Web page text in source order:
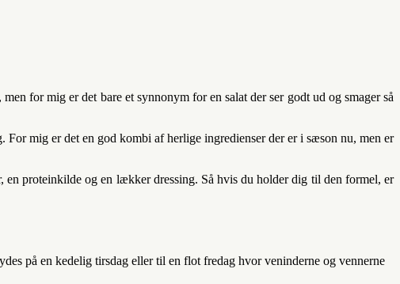
for mig er det bare et synnonym for en salat der ser godt ud og smager så
mig er det en god kombi af herlige ingredienser der er i sæson nu, men er
proteinkilde og en lækker dressing. Så hvis du holder dig til den formel, er
på en kedelig tirsdag eller til en flot fredag hvor veninderne og vennerne